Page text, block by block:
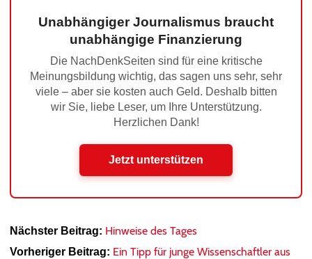
Unabhängiger Journalismus braucht
unabhängige Finanzierung
Die NachDenkSeiten sind für eine kritische
Meinungsbildung wichtig, das sagen uns sehr, sehr
viele – aber sie kosten auch Geld. Deshalb bitten
wir Sie, liebe Leser, um Ihre Unterstützung.
Herzlichen Dank!
Jetzt unterstützen
Nächster Beitrag: Hinweise des Tages
Vorheriger Beitrag: Ein Tipp für junge Wissenschaftler aus